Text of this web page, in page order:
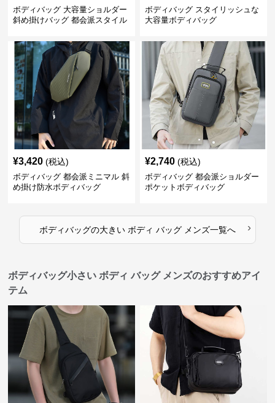
ボディバッグ 大容量ショルダー
斜め掛けバッグ 都会派スタイル
ボディバッグ スタイリッシュな
大容量ボディバッグ
¥3,420 (税込)
ボディバッグ 都会派ミニマル 斜
め掛け防水ボディバッグ
¥2,740 (税込)
ボディバッグ 都会派ショルダー
ポケットボディバッグ
ボディバッグの大きい ボディ バッグ メンズ一覧へ ›
ボディバッグ小さい ボディ バッグ メンズのおすすめアイ
テム